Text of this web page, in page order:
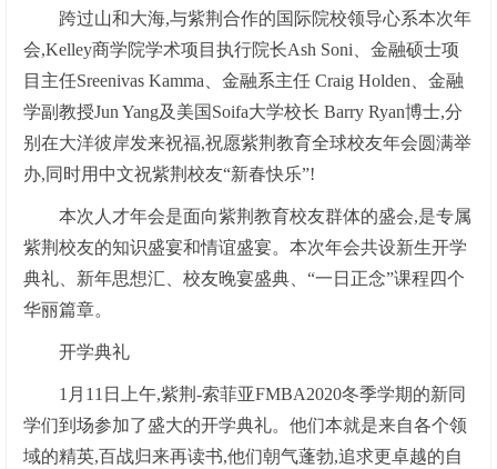
跨过山和大海,与紫荆合作的国际院校领导心系本次年
会,Kelley商学院学术项目执行院长Ash Soni、金融硕士项
目主任Sreenivas Kamma、金融系主任 Craig Holden、金融
学副教授Jun Yang及美国Soifa大学校长 Barry Ryan博士,分
别在大洋彼岸发来祝福,祝愿紫荆教育全球校友年会圆满举
办,同时用中文祝紫荆校友“新春快乐”!
本次人才年会是面向紫荆教育校友群体的盛会,是专属
紫荆校友的知识盛宴和情谊盛宴。本次年会共设新生开学
典礼、新年思想汇、校友晚宴盛典、“一日正念”课程四个
华丽篇章。
开学典礼
1月11日上午,紫荆-索菲亚FMBA2020冬季学期的新同
学们到场参加了盛大的开学典礼。他们本就是来自各个领
域的精英,百战归来再读书,他们朝气蓬勃,追求更卓越的自